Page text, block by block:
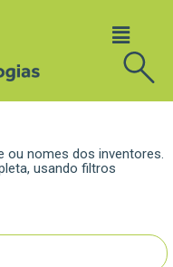
ou nomes dos inventores.
usando filtros